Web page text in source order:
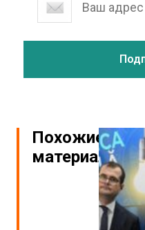
Похожие
материалы